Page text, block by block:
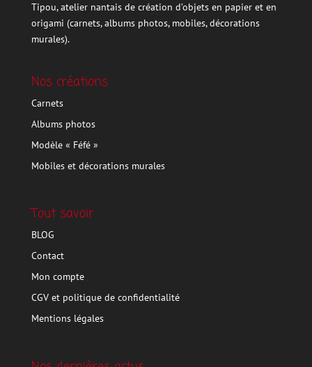
Tipou, atelier nantais de création d’objets en papier et en
origami (carnets, albums photos, mobiles, décorations
murales).
Nos créations
Carnets
Albums photos
Modèle « Féfé »
Mobiles et décorations murales
Tout savoir
BLOG
Contact
Mon compte
CGV et politique de confidentialité
Mentions légales